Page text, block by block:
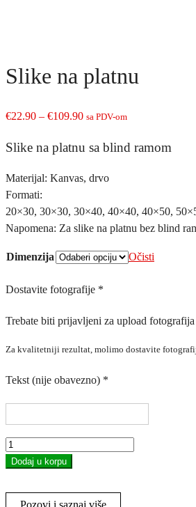
Slike na platnu
€22.90 – €109.90Price
€22.90
€109.90
sa PDV-om
Slike na platnu sa blind ramom
Materijal: Kanvas, drvo
Formati:
20×30, 30×30, 30×40, 40×40, 40×50,
Napomena: Za slike na platnu bez blind
Dimenzija Očisti
Dostavite fotografije *
Trebate biti prijavljeni za upload fotografija
Za kvalitetniji rezultat, molimo dostavite
Tekst (nije obavezno) *
Slike
na
količina
Dodaj u korpu
Pozovi i saznaj više